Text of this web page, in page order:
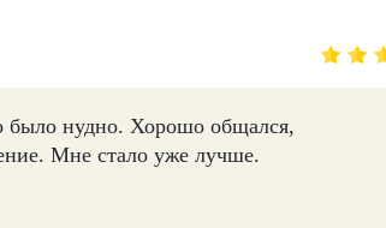
было нудно. Хорошо общался,
Мне стало уже лучше.